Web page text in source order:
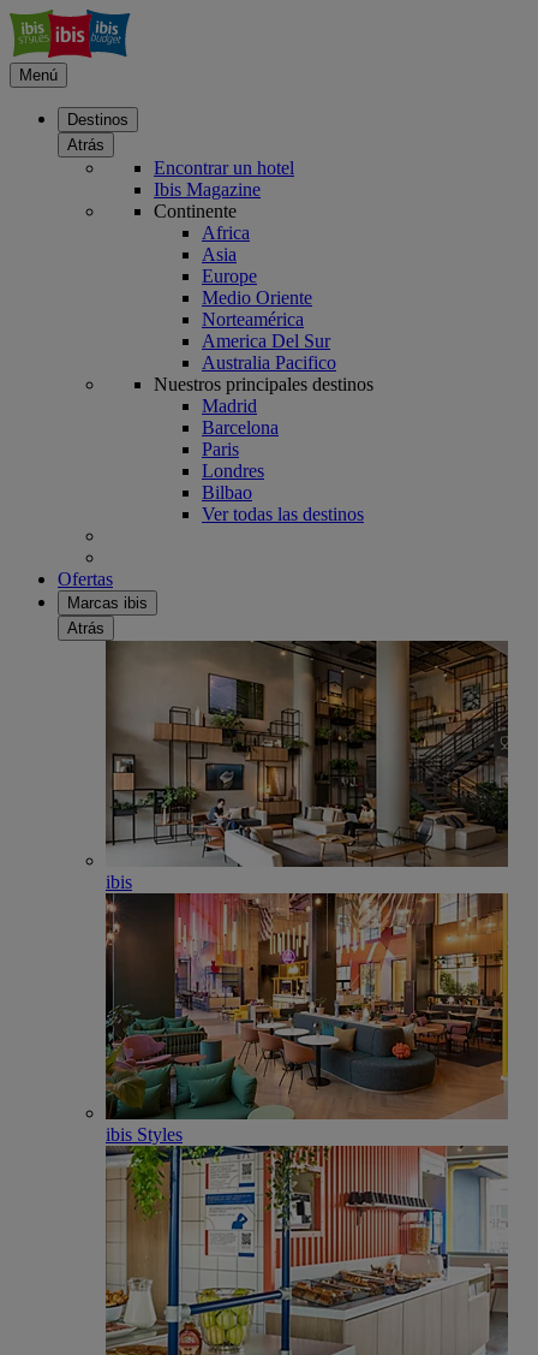
Menú
Destinos
Atrás
Encontrar un hotel
Ibis Magazine
Continente
Africa
Asia
Europe
Medio Oriente
Norteamérica
America Del Sur
Australia Pacifico
Nuestros principales destinos
Madrid
Barcelona
Paris
Londres
Bilbao
Ver todas las destinos
Ofertas
Marcas ibis
Atrás
ibis
ibis Styles